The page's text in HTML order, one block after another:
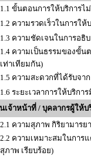
1.1 ขั้นตอนการให้บริการ
1.2 ความรวดเร็วในการให้
1.3 ความชัดเจนในการอ
1.4 ความเป็นธรรมของขั้น
เท่าเทียมกัน)
1.5 ความสะดวกที่ได้รับจา
1.6 ระยะเวลาการให้บริก
เจ้าหน้าที่ / บุคลากรผู้ให้บ
2.1 ความสุภาพ กิริยามาร
2.2 ความเหมาะสมในการ
สุภาพ เรียบร้อย)